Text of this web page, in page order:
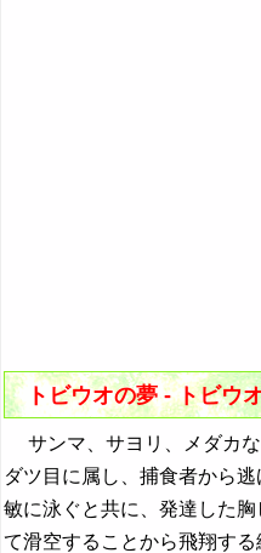
33. たくさんのトビウオの
34. トビウオの群れの夢 -
・・・
飛び降りる夢の夢占い
飛ぶ夢の夢占い
トビウオの夢 - トビウ
サンマ、サヨリ、メダカな
ダツ目に属し、捕食者から
敏に泳ぐと共に、発達した
て滑空することから飛翔する